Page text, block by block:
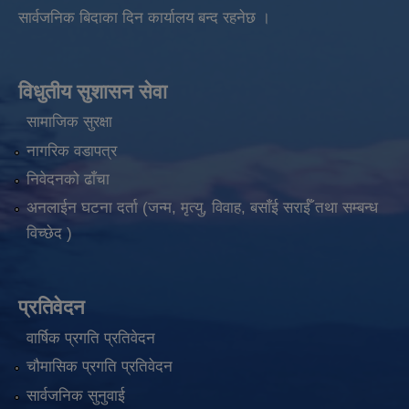
सार्वजनिक बिदाका दिन कार्यालय बन्द रहनेछ ।
विधुतीय सुशासन सेवा
सामाजिक सुरक्षा
नागरिक वडापत्र
निवेदनको ढाँचा
अनलाईन घटना दर्ता (जन्म, मृत्यु, विवाह, बसाँई सराईँ तथा सम्बन्ध
विच्छेद )
प्रतिवेदन
वार्षिक प्रगति प्रतिवेदन
चौमासिक प्रगति प्रतिवेदन
सार्वजनिक सुनुवाई